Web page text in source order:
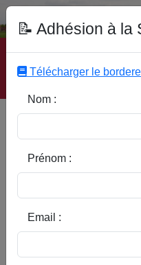
Accueil | Site SHPP |
Sous-Rubriques |
📝 Adhésion à la
Télécharger le
Nom :
Prénom :
Email :